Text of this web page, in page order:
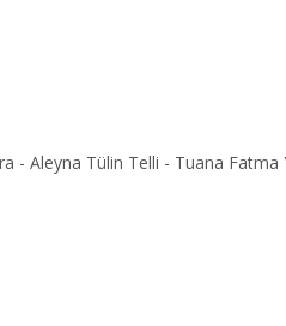
- Aleyna Tülin Telli - Tuana Fatma